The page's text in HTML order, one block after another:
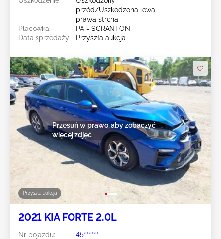
przód/Uszkodzona lewa i
prawa strona
Placówka:
PA - SCRANTON
Data sprzedaży:
Przyszła aukcja
Przyszła aukcja
Przesuń w prawo, aby zobaczyć
więcej zdjęć
2021 KIA FORTE 2.0L
Nr pojazdu:
45******